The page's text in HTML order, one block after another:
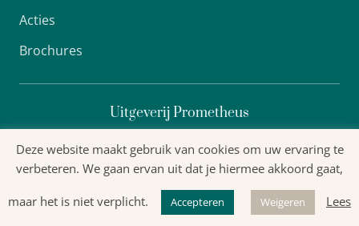
Acties
Brochures
Uitgeverij Prometheus
Privacyverklaring
Algemene voorwaarden
Deze website maakt gebruik van cookies om uw ervaring te
verbeteren. We gaan ervan uit dat je hiermee akkoord gaat,
maar het is niet verplicht. Accepteren Weigeren Lees